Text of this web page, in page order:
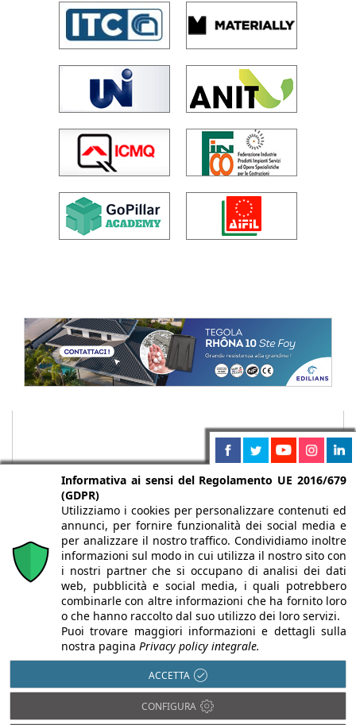
Chi siamo Autori Per la tua pubblicità
Iscriviti alla
newsletter
Infobuild è testata registrata presso il Tribunale di Milano al n° 63
dell’8/3/2013 - ISSN 2282-2267
Informativa ai sensi del Regolamento UE 2016/679
(GDPR)
Utilizziamo i cookies per personalizzare contenuti ed
annunci, per fornire funzionalità dei social media e
per analizzare il nostro traffico. Condividiamo inoltre
informazioni sul modo in cui utilizza il nostro sito con
i nostri partner che si occupano di analisi dei dati
web, pubblicità e social media, i quali potrebbero
combinarle con altre informazioni che ha fornito loro
o che hanno raccolto dal suo utilizzo dei loro servizi.
Puoi trovare maggiori informazioni e dettagli sulla
nostra pagina Privacy policy integrale.
ACCETTA
CONFIGURA